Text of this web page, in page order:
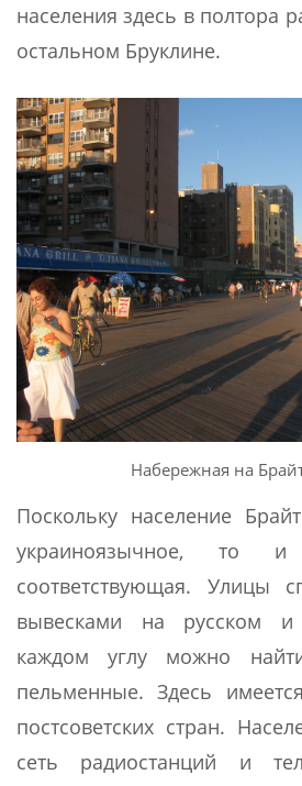
населения здесь в полтора
остальном Бруклине.
Набережная на
Поскольку население
украиноязычное, то и
соответствующая. Улицы
вывесками на русском и
каждом углу можно
пельменные. Здесь
постсоветских стран.
сеть радиостанций и